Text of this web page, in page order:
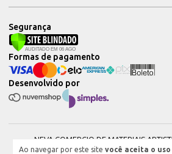
Ao navegar por este site você aceita o
Segurança
Desenvolvido por
Formas de pagamento
NEVA COMERCIO DE MATERIAIS
51604544000101 © 2026. Todos os